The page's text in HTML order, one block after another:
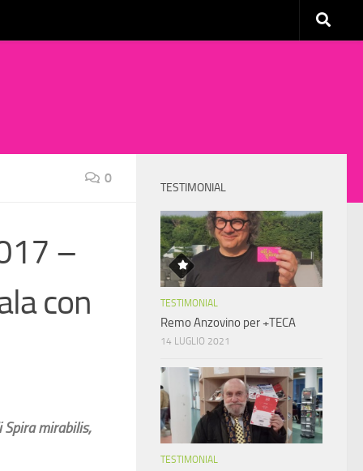
0
–
con
mirabilis,
TESTIMONIAL
TESTIMONIAL
Remo Anzovino per +TECA
14 LUGLIO 2021
TESTIMONIAL